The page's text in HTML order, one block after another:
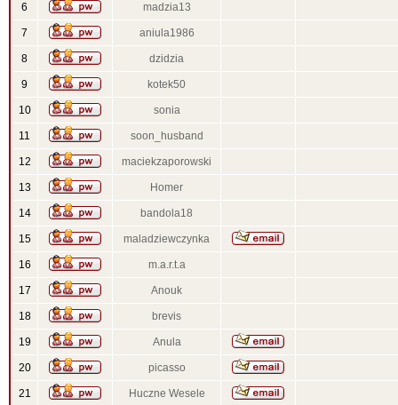
6 madzia13
7 aniula1986
8 dzidzia
9 kotek50
10 sonia
11 soon_husband
12 maciekzaporowski
13 Homer
14 bandola18
15 maladziewczynka
16 m.a.r.t.a
17 Anouk
18 brevis
19 Anula
20 picasso
21 Huczne Wesele